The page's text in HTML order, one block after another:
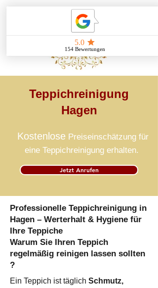
Teppichreinigung
Hagen
Kostenlose Preiseinschätzung für
eine Teppichreinigung erhalten.
Jetzt Anrufen
Professionelle Teppichreinigung in
Hagen – Werterhalt & Hygiene für
Ihre Teppiche
Warum Sie Ihren Teppich
regelmäßig reinigen lassen sollten
?​
Ein Teppich ist täglich Schmutz,